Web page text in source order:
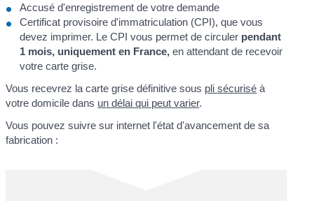
Accusé d'enregistrement de votre demande
Certificat provisoire d'immatriculation (CPI), que vous
devez imprimer. Le CPI vous permet de circuler pendant
1 mois, uniquement en France, en attendant de recevoir
votre carte grise.
Vous recevrez la carte grise définitive sous pli sécurisé à
votre domicile dans un délai qui peut varier.
Vous pouvez suivre sur internet l'état d'avancement de sa
fabrication :